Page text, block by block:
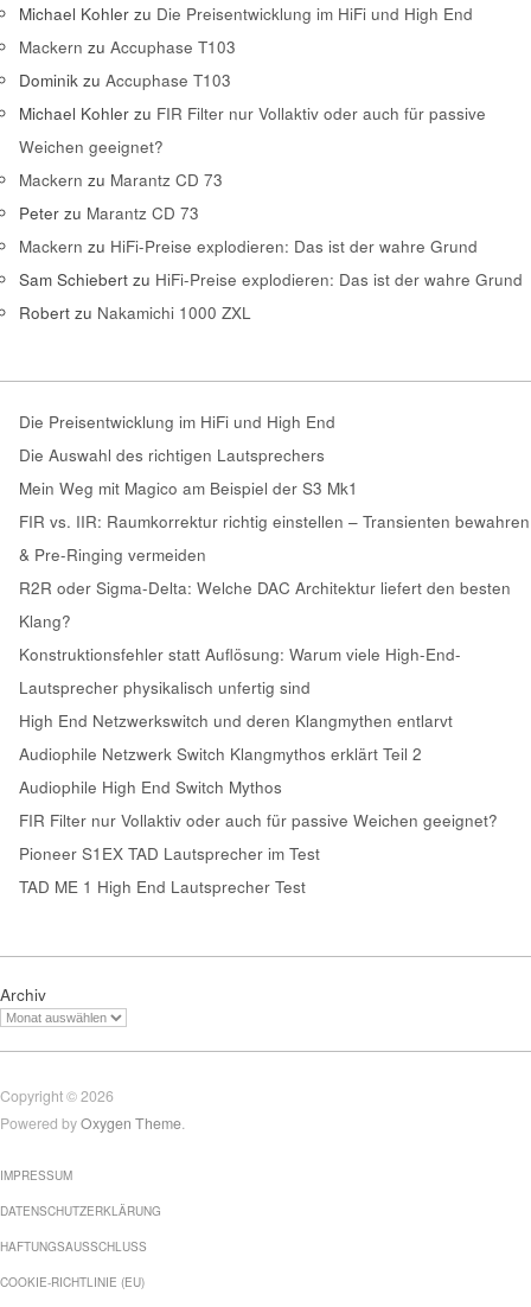
Michael Kohler zu Die Preisentwicklung im HiFi und High End
Mackern zu Accuphase T103
Dominik zu Accuphase T103
Michael Kohler zu FIR Filter nur Vollaktiv oder auch für passive
Weichen geeignet?
Mackern zu Marantz CD 73
Peter zu Marantz CD 73
Mackern zu HiFi-Preise explodieren: Das ist der wahre Grund
Sam Schiebert zu HiFi-Preise explodieren: Das ist der wahre Grund
Robert zu Nakamichi 1000 ZXL
Die Preisentwicklung im HiFi und High End
Die Auswahl des richtigen Lautsprechers
Mein Weg mit Magico am Beispiel der S3 Mk1
FIR vs. IIR: Raumkorrektur richtig einstellen – Transienten bewahren
& Pre-Ringing vermeiden
R2R oder Sigma-Delta: Welche DAC Architektur liefert den besten
Klang?
Konstruktionsfehler statt Auflösung: Warum viele High-End-
Lautsprecher physikalisch unfertig sind
High End Netzwerkswitch und deren Klangmythen entlarvt
Audiophile Netzwerk Switch Klangmythos erklärt Teil 2
Audiophile High End Switch Mythos
FIR Filter nur Vollaktiv oder auch für passive Weichen geeignet?
Pioneer S1EX TAD Lautsprecher im Test
TAD ME 1 High End Lautsprecher Test
Archiv
Copyright © 2026
Powered byOxygen Theme.
IMPRESSUM
DATENSCHUTZERKLÄRUNG
HAFTUNGSAUSSCHLUSS
COOKIE-RICHTLINIE (EU)